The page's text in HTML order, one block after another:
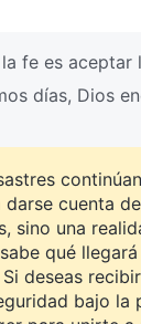
fe es
días, Dios
darse cuenta
sino una
qué
deseas
bajo la